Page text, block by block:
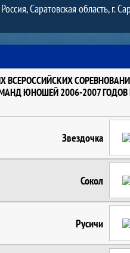
Россия, Саратовская область, г.
ВСЕРОССИЙСКИХ
ЮНОШЕЙ 2006-2007
Звездочка
Сокол
Русичи